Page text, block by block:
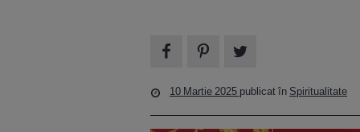
10 Martie 2025 publicat în Spiritualitate